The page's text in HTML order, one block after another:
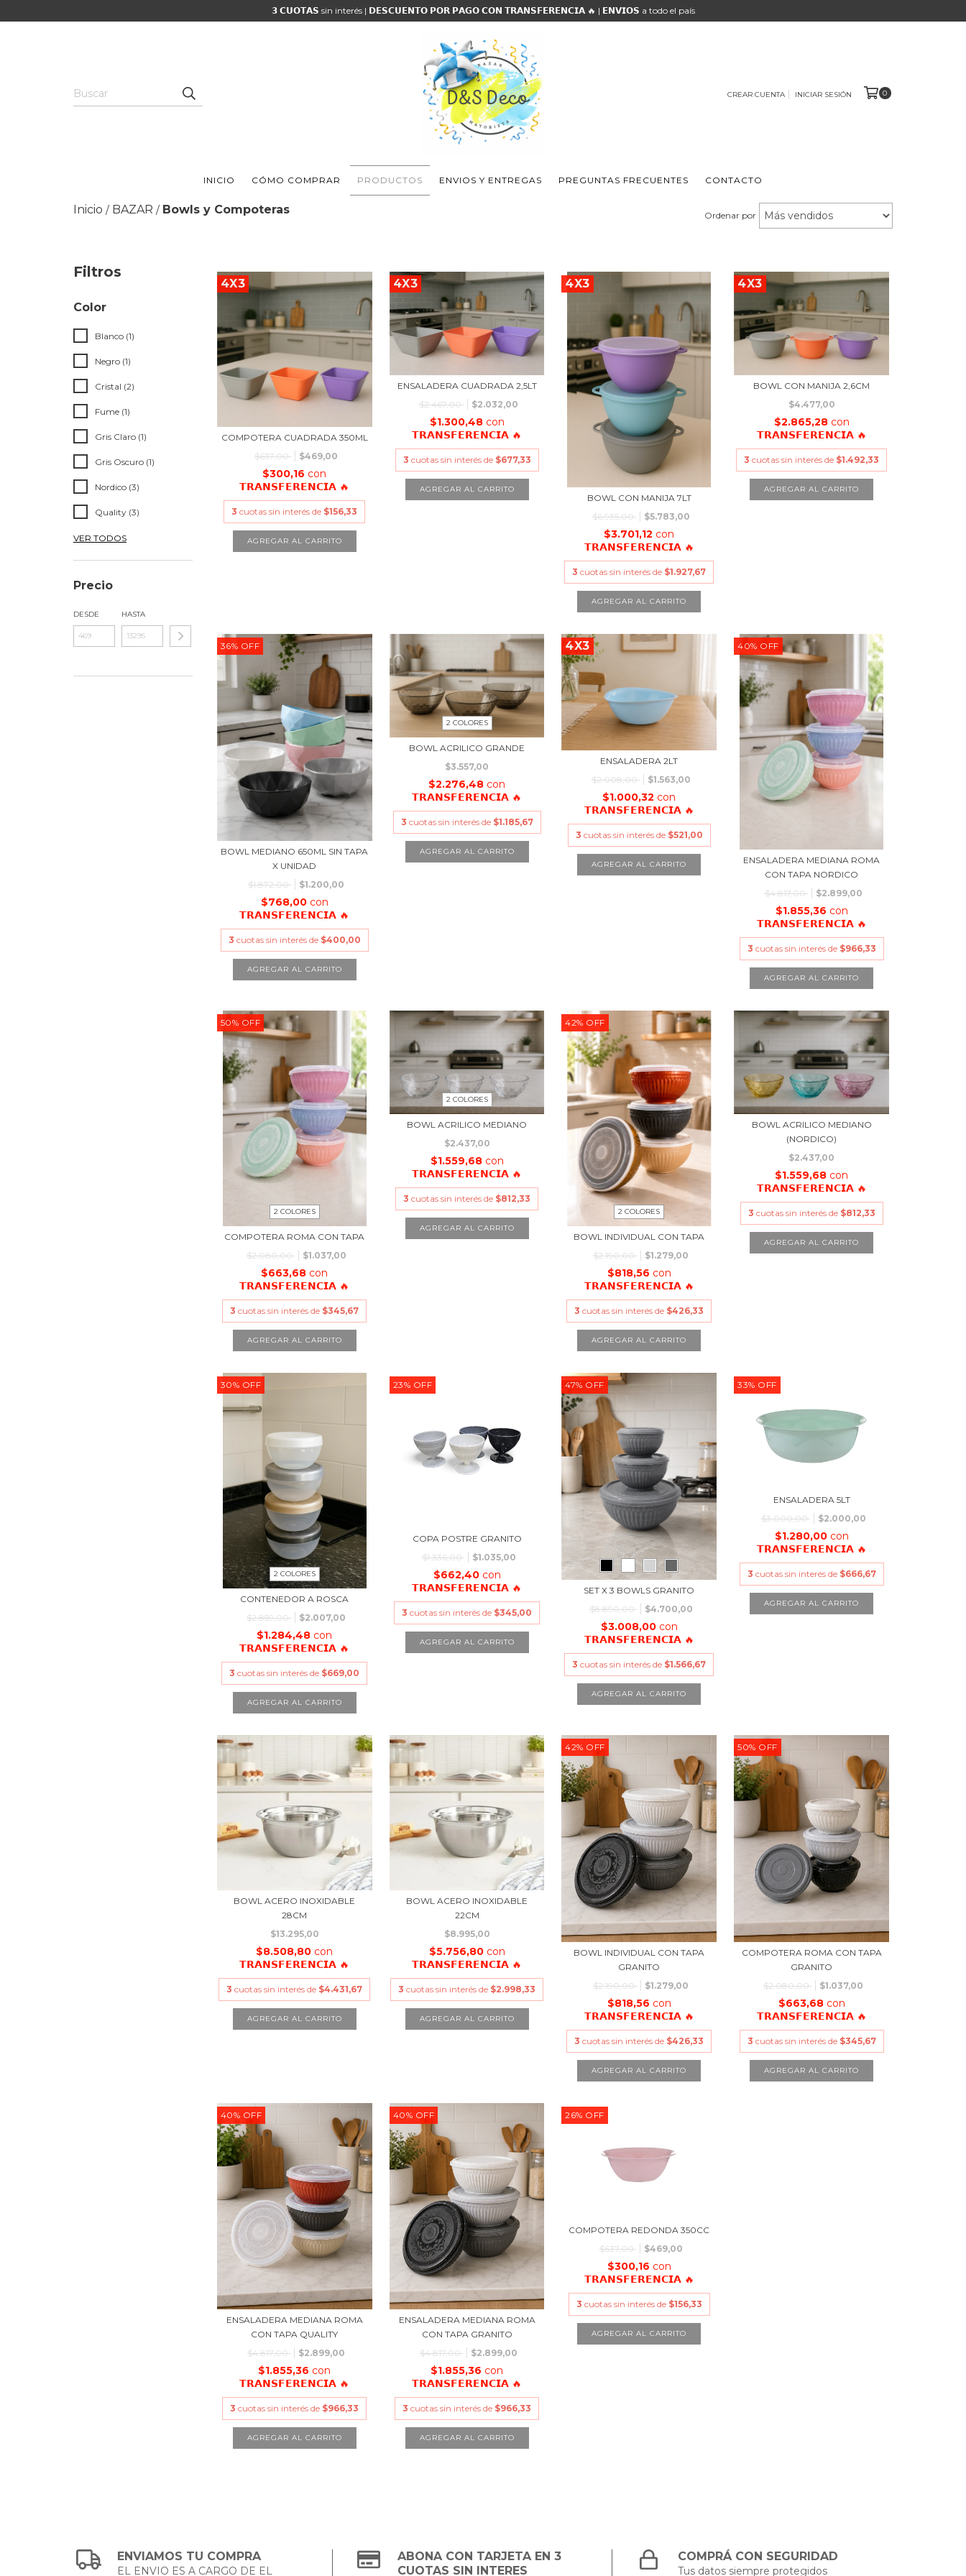
𝟯 𝗖𝗨𝗢𝗧𝗔𝗦 sin interés | 𝗗𝗘𝗦𝗖𝗨𝗘𝗡𝗧𝗢 𝗣𝗢𝗥 𝗣𝗔𝗚𝗢 𝗖𝗢𝗡 𝗧𝗥𝗔𝗡𝗦𝗙𝗘𝗥𝗘𝗡𝗖𝗜𝗔 🔥 | 𝗘𝗡𝗩𝗜𝗢𝗦 a todo el país
CREAR CUENTA INICIAR SESIÓN 0
INICIO CÓMO COMPRAR PRODUCTOS ENVIOS Y ENTREGAS PREGUNTAS FRECUENTES CONTACTO
Inicio / BAZAR / Bowls y Compoteras Ordenar por
Filtros
Color
Blanco (1)
Negro (1)
Cristal (2)
Fume (1)
Gris Claro (1)
Gris Oscuro (1)
Nordico (3)
Quality (3)
VER TODOS
Precio
DESDE HASTA
4X3
COMPOTERA CUADRADA 350ML
$637,00
$469,00
$300,16 con
𝗧𝗥𝗔𝗡𝗦𝗙𝗘𝗥𝗘𝗡𝗖𝗜𝗔 🔥
3 cuotas sin interés de $156,33
4X3
ENSALADERA CUADRADA 2,5LT
$2.467,00
$2.032,00
$1.300,48 con
𝗧𝗥𝗔𝗡𝗦𝗙𝗘𝗥𝗘𝗡𝗖𝗜𝗔 🔥
3 cuotas sin interés de $677,33
4X3
BOWL CON MANIJA 7LT
$6.935,00
$5.783,00
$3.701,12 con
𝗧𝗥𝗔𝗡𝗦𝗙𝗘𝗥𝗘𝗡𝗖𝗜𝗔 🔥
3 cuotas sin interés de $1.927,67
4X3
BOWL CON MANIJA 2,6CM
$4.477,00
$2.865,28 con
𝗧𝗥𝗔𝗡𝗦𝗙𝗘𝗥𝗘𝗡𝗖𝗜𝗔 🔥
3 cuotas sin interés de $1.492,33
36% OFF
BOWL MEDIANO 650ML SIN TAPA
X UNIDAD
$1.872,00
$1.200,00
$768,00 con
𝗧𝗥𝗔𝗡𝗦𝗙𝗘𝗥𝗘𝗡𝗖𝗜𝗔 🔥
3 cuotas sin interés de $400,00
AGREGAR AL CARRITO
2 COLORES
BOWL ACRILICO GRANDE
$3.557,00
$2.276,48 con
𝗧𝗥𝗔𝗡𝗦𝗙𝗘𝗥𝗘𝗡𝗖𝗜𝗔 🔥
3 cuotas sin interés de $1.185,67
AGREGAR AL CARRITO
4X3
ENSALADERA 2LT
$2.008,00
$1.563,00
$1.000,32 con
𝗧𝗥𝗔𝗡𝗦𝗙𝗘𝗥𝗘𝗡𝗖𝗜𝗔 🔥
3 cuotas sin interés de $521,00
40% OFF
ENSALADERA MEDIANA ROMA
CON TAPA NORDICO
$4.817,00
$2.899,00
$1.855,36 con
𝗧𝗥𝗔𝗡𝗦𝗙𝗘𝗥𝗘𝗡𝗖𝗜𝗔 🔥
3 cuotas sin interés de $966,33
50% OFF
2 COLORES
COMPOTERA ROMA CON TAPA
$2.080,00
$1.037,00
$663,68 con
𝗧𝗥𝗔𝗡𝗦𝗙𝗘𝗥𝗘𝗡𝗖𝗜𝗔 🔥
3 cuotas sin interés de $345,67
AGREGAR AL CARRITO
2 COLORES
BOWL ACRILICO MEDIANO
$2.437,00
$1.559,68 con
𝗧𝗥𝗔𝗡𝗦𝗙𝗘𝗥𝗘𝗡𝗖𝗜𝗔 🔥
3 cuotas sin interés de $812,33
AGREGAR AL CARRITO
42% OFF
2 COLORES
BOWL INDIVIDUAL CON TAPA
$2.190,00
$1.279,00
$818,56 con
𝗧𝗥𝗔𝗡𝗦𝗙𝗘𝗥𝗘𝗡𝗖𝗜𝗔 🔥
3 cuotas sin interés de $426,33
AGREGAR AL CARRITO
BOWL ACRILICO MEDIANO
(NORDICO)
$2.437,00
$1.559,68 con
𝗧𝗥𝗔𝗡𝗦𝗙𝗘𝗥𝗘𝗡𝗖𝗜𝗔 🔥
3 cuotas sin interés de $812,33
30% OFF
2 COLORES
CONTENEDOR A ROSCA
$2.859,00
$2.007,00
$1.284,48 con
𝗧𝗥𝗔𝗡𝗦𝗙𝗘𝗥𝗘𝗡𝗖𝗜𝗔 🔥
3 cuotas sin interés de $669,00
AGREGAR AL CARRITO
23% OFF
COPA POSTRE GRANITO
$1.336,00
$1.035,00
$662,40 con
𝗧𝗥𝗔𝗡𝗦𝗙𝗘𝗥𝗘𝗡𝗖𝗜𝗔 🔥
3 cuotas sin interés de $345,00
47% OFF
SET X 3 BOWLS GRANITO
$8.890,00
$4.700,00
$3.008,00 con
𝗧𝗥𝗔𝗡𝗦𝗙𝗘𝗥𝗘𝗡𝗖𝗜𝗔 🔥
3 cuotas sin interés de $1.566,67
AGREGAR AL CARRITO
33% OFF
ENSALADERA 5LT
$3.000,00
$2.000,00
$1.280,00 con
𝗧𝗥𝗔𝗡𝗦𝗙𝗘𝗥𝗘𝗡𝗖𝗜𝗔 🔥
3 cuotas sin interés de $666,67
BOWL ACERO INOXIDABLE
28CM
$13.295,00
$8.508,80 con
𝗧𝗥𝗔𝗡𝗦𝗙𝗘𝗥𝗘𝗡𝗖𝗜𝗔 🔥
3 cuotas sin interés de $4.431,67
BOWL ACERO INOXIDABLE
22CM
$8.995,00
$5.756,80 con
𝗧𝗥𝗔𝗡𝗦𝗙𝗘𝗥𝗘𝗡𝗖𝗜𝗔 🔥
3 cuotas sin interés de $2.998,33
42% OFF
BOWL INDIVIDUAL CON TAPA
GRANITO
$2.190,00
$1.279,00
$818,56 con
𝗧𝗥𝗔𝗡𝗦𝗙𝗘𝗥𝗘𝗡𝗖𝗜𝗔 🔥
3 cuotas sin interés de $426,33
50% OFF
COMPOTERA ROMA CON TAPA
GRANITO
$2.080,00
$1.037,00
$663,68 con
𝗧𝗥𝗔𝗡𝗦𝗙𝗘𝗥𝗘𝗡𝗖𝗜𝗔 🔥
3 cuotas sin interés de $345,67
40% OFF
ENSALADERA MEDIANA ROMA
CON TAPA QUALITY
$4.817,00
$2.899,00
$1.855,36 con
𝗧𝗥𝗔𝗡𝗦𝗙𝗘𝗥𝗘𝗡𝗖𝗜𝗔 🔥
3 cuotas sin interés de $966,33
40% OFF
ENSALADERA MEDIANA ROMA
CON TAPA GRANITO
$4.817,00
$2.899,00
$1.855,36 con
𝗧𝗥𝗔𝗡𝗦𝗙𝗘𝗥𝗘𝗡𝗖𝗜𝗔 🔥
3 cuotas sin interés de $966,33
26% OFF
COMPOTERA REDONDA 350CC
$637,00
$469,00
$300,16 con
𝗧𝗥𝗔𝗡𝗦𝗙𝗘𝗥𝗘𝗡𝗖𝗜𝗔 🔥
3 cuotas sin interés de $156,33
ENVIAMOS TU COMPRA
EL ENVIO ES A CARGO DE EL
ABONA CON TARJETA EN 3
CUOTAS SIN INTERES
COMPRÁ CON SEGURIDAD
Tus datos siempre protegidos